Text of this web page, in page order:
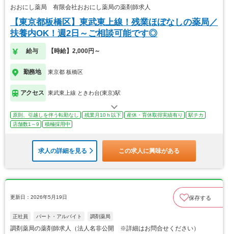
おおにし薬局 有限会社おおにし薬局の薬剤師求人
【東京都板橋区】東武東上線！残業ほぼなしの薬局／
扶養内OK！週2日～ご相談可能です◎
給与 【時給】2,000円～
勤務地 東京都 板橋区
アクセス 東武東上線 ときわ台(東京)駅
原則、引越しを伴う転勤なし 残業月10ｈ以下 産休・育休取得実績有り
駅チカ
店舗数1～9
積極採用中
求人の詳細を見る この求人に興味がある
更新日：2026年5月19日 保存する
正社員 パート・アルバイト 調剤薬局
調剤薬局の薬剤師求人（法人名非公開 ※詳細はお問合せください）